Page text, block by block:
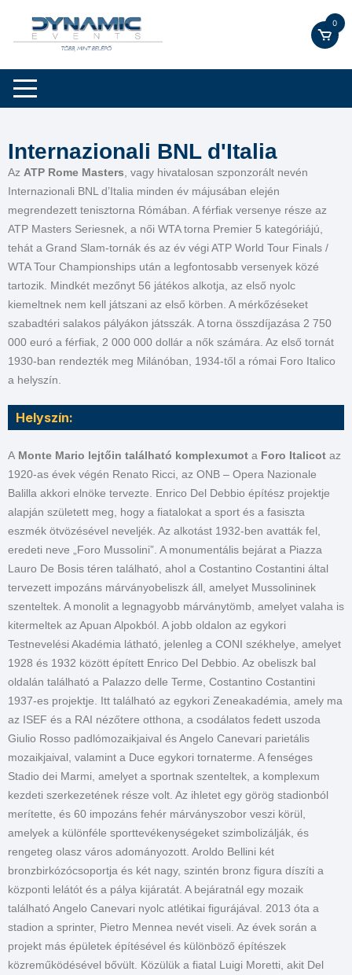
0
Internazionali BNL d'Italia
Az ATP Rome Masters , vagy hivatalosan szponzorált nevén
Internazionali BNL d’Italia minden év májusában elején
megrendezett tenisztorna Rómában. A férfiak versenye része az
ATP Masters Seriesnek, a női WTA torna Premier 5 kategóriájú,
tehát a Grand Slam-tornák és az év végi ATP World Tour Finals /
WTA Tour Championships után a legfontosabb versenyek közé
tartozik. Mindkét mezőnyt 56 játékos alkotja, az első nyolc
kiemeltnek nem kell játszani az első körben. A mérkőzéseket
szabadtéri salakos pályákon játsszák. A torna összdíjazása 2 750
000 euró a férfiak, 2 000 000 dollár a nők számára. Az első tornát
1930-ban rendezték meg Milánóban, 1934-től a római Foro Italico
a helyszín.
Helyszín:
A Monte Mario lejtőin található komplexumot a Foro Italicot az
1920-as évek végén Renato Ricci, az ONB – Opera Nazionale
Balilla akkori elnöke tervezte. Enrico Del Debbio építész projektje
alapján született meg, hogy a fiatalokat a sport és a fasiszta
eszmék ötvözésével neveljék. Az alkotást 1932-ben avatták fel,
eredeti neve „Foro Mussolini”. A monumentális bejárat a Piazza
Lauro De Bosis téren található, ahol a Costantino Costantini által
tervezett impozáns márványobeliszk áll, amelyet Mussolininek
szenteltek. A monolit a legnagyobb márványtömb, amelyet valaha is
kitermeltek az Apuan Alpokból. A jobb oldalon az egykori
Testnevelési Akadémia látható, jelenleg a CONI székhelye, amelyet
1928 és 1932 között épített Enrico Del Debbio. Az obeliszk bal
oldalán található a Palazzo delle Terme, Costantino Costantini
1937-es projektje. Itt található az egykori Zeneakadémia, amely ma
az ISEF és a RAI nézőtere otthona, a csodálatos fedett uszoda
Giulio Rosso padlómozaikjaival és Angelo Canevari parietális
mozaikjaival, valamint a Duce egykori tornaterme. A fenséges
Stadio dei Marmi, amelyet a sportnak szenteltek, a komplexum
kezdeti szerkezetének része volt. Az ihletet egy görög stadionból
merítette, és 60 impozáns fehér márványszobor veszi körül,
amelyek a különféle sporttevékenységeket szimbolizálják, és
rengeteg olasz város adományozott. Aroldo Bellini két
bronzbirkózócsoportja és két nagy, szintén bronz figura díszíti a
központi lelátót és a pálya kijáratát. A bejáratnál egy mozaik
található Angelo Canevari nyolc atlétikai figurájával. 2013 óta a
stadion a sprinter, Pietro Mennea nevét viseli. Az évek során a
projekt más épületek építésével és különböző építészek
közreműködésével bővült. Közülük a fiatal Luigi Moretti, akit Del